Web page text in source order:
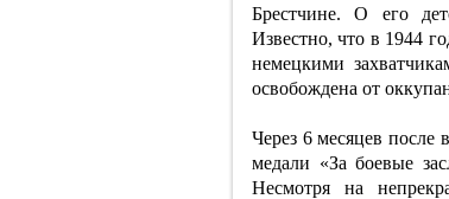
Брестчине. О его
Известно, что в 1944
немецкими
освобождена от
Через 6 месяцев
медали «За боевые
Несмотря на